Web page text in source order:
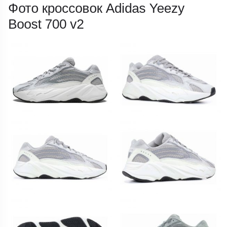
Фото кроссовок Adidas Yeezy
Boost 700 v2